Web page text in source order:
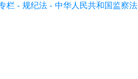
栏 - 规纪法 - 中华人民共和国监察法